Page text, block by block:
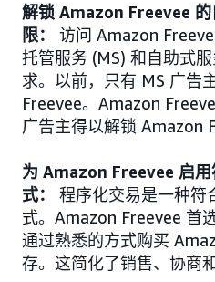
解锁 Amazon Freevee 的
限： 访问 Amazon
托管服务 (MS) 和自助式
求。以前，只有 MS 广告
Freevee。Amazon
广告主得以解锁 Amazon
为 Amazon Freevee 启
式：
程序化交易是一种符
式。Amazon Freevee 首
通过熟悉的方式购买
存。这简化了销售、协商